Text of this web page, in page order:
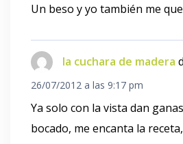
Un beso y yo también me
la cuchara de madera
26/07/2012 a las 9:17 pm
Ya solo con la vista dan
bocado, me encanta la